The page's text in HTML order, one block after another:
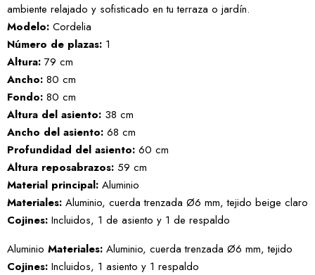
ambiente relajado y sofisticado en tu terraza o jardín.
Modelo: Cordelia
Número de plazas: 1
Altura: 79 cm
Ancho: 80 cm
Fondo: 80 cm
Altura del asiento: 38 cm
Ancho del asiento: 68 cm
Profundidad del asiento: 60 cm
Altura reposabrazos: 59 cm
Material principal: Aluminio
Materiales: Aluminio, cuerda trenzada Ø6 mm, tejido beige claro
Cojines: Incluidos, 1 de asiento y 1 de respaldo
Aluminio Materiales: Aluminio, cuerda trenzada Ø6 mm, tejido
Cojines: Incluidos, 1 asiento y 1 respaldo